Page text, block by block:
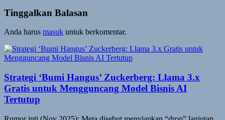
Tinggalkan Balasan
Anda harus masuk untuk berkomentar.
Strategi ‘Bumi Hangus’ Zuckerberg: Llama 3.x
Gratis untuk Mengguncang Model Bisnis AI
Tertutup